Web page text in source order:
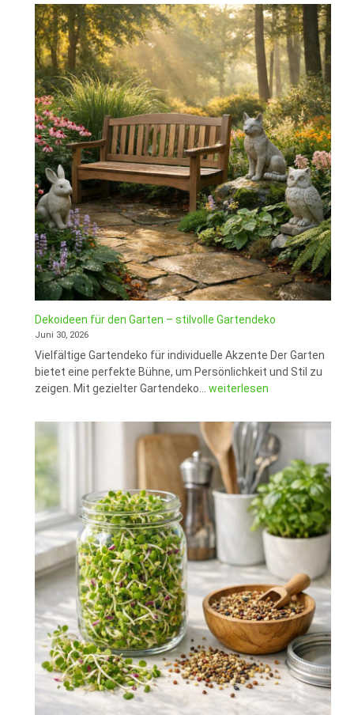
Dekoideen für den Garten – stilvolle Gartendeko
Juni 30, 2026
Vielfältige Gartendeko für individuelle Akzente Der Garten
bietet eine perfekte Bühne, um Persönlichkeit und Stil zu
zeigen. Mit gezielter Gartendeko… Dekoideen
den
Garten
–
stilvolle
Gartendeko
weiterlesen